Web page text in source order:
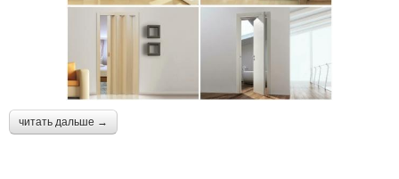
читать дальше →